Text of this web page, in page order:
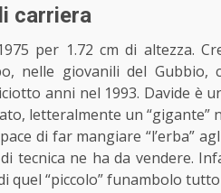
carriera
per 1.72 cm di altezza.
nelle giovanili del Gubbio,
anni nel 1993. Davide è
letteralmente un
di far mangiare “l’erba”
tecnica ne ha da vendere.
quel “piccolo” funambolo